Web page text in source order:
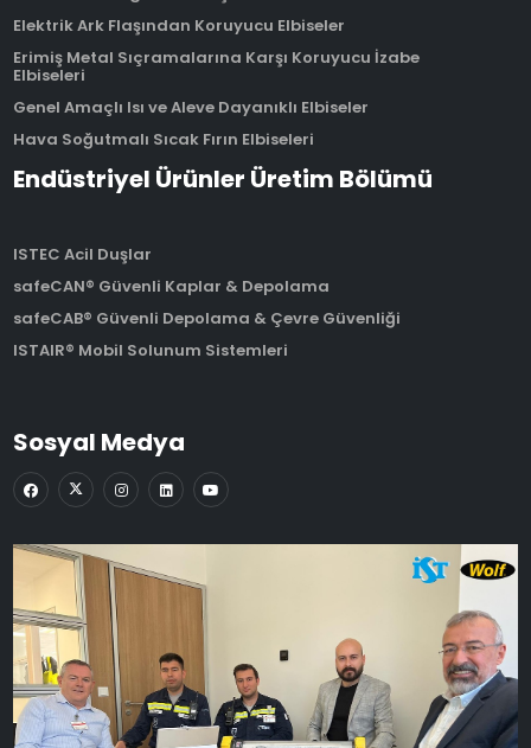
Elektrik Ark Flaşından Koruyucu Elbiseler
Erimiş Metal Sıçramalarına Karşı Koruyucu İzabe
Elbiseleri
Genel Amaçlı Isı ve Aleve Dayanıklı Elbiseler
Hava Soğutmalı Sıcak Fırın Elbiseleri
Endüstriyel Ürünler Üretim Bölümü
ISTEC Acil Duşlar
safeCAN® Güvenli Kaplar & Depolama
safeCAB® Güvenli Depolama & Çevre Güvenliği
ISTAIR® Mobil Solunum Sistemleri
Sosyal Medya